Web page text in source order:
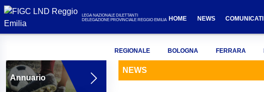
LEGA NAZIONALE DILETTANTI
DELEGAZIONE PROVINCIALE REGGIO EMILIA
HOME NEWS COMUNICATI
REGIONALE BOLOGNA FERRARA
Annuario
NEWS